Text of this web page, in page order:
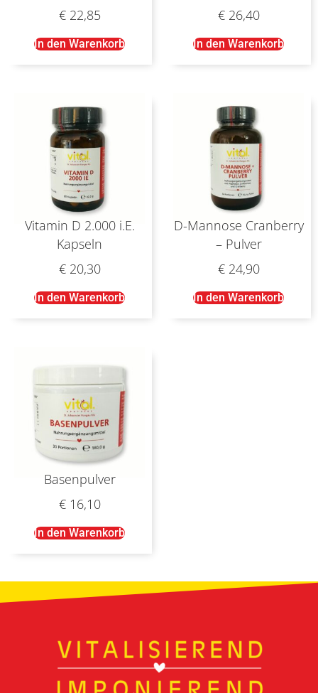
€22,85
In den Warenkorb
€26,40
In den Warenkorb
Vitamin D 2.000 i.E.
Kapseln
€20,30
In den Warenkorb
D-Mannose Cranberry
– Pulver
€24,90
In den Warenkorb
Basenpulver
€16,10
In den Warenkorb